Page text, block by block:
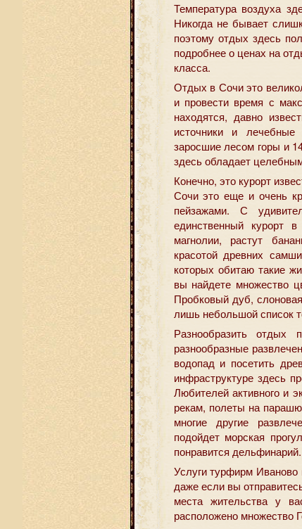
Температура воздуха
Никогда не бывает
поэтому отдых здесь
подробнее о ценах на
класса.
Отдых в Сочи это
и провести время с
находятся, давно
источники и
заросшие лесом горы и
здесь обладает
Конечно, это курорт
Сочи это еще и очень
пейзажами. С
единственный курорт
магнолии, растут
красотой древних
которых обитаю такие
вы найдете множество
Пробковый дуб,
лишь небольшой список
Разнообразить отдых
разнообразные
водопад и посетить
инфраструктуре здесь
Любителей активного и
рекам, полеты на
многие другие
подойдет морская
понравится дельфинарий.
Услуги турфирм
даже если вы
места жительства у
расположено множество